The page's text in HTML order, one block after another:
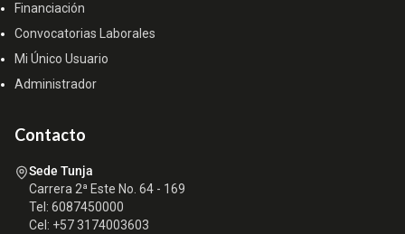
Financiación
Convocatorias Laborales
Mi Único Usuario
Administrador
Contacto
Sede Tunja
Carrera 2ª Este No. 64 - 169
Tel: 6087450000
Cel: +57 3174003603